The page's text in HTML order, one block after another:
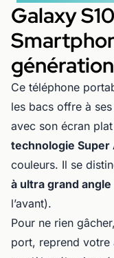
Galaxy
génération
Ce téléphone
les bacs offre à
avec son écran
technologie Super
couleurs. Il se
à ultra grand angle
l’avant).
Pour ne rien gâcher,
port, reprend votre